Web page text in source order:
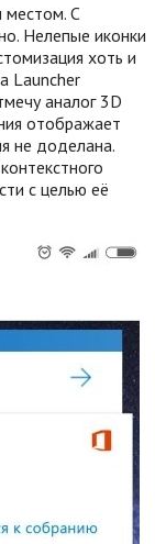
местом. С
Нелепые иконки
хоть и
Launcher
аналог 3D
отображает
не доделана.
с целью её